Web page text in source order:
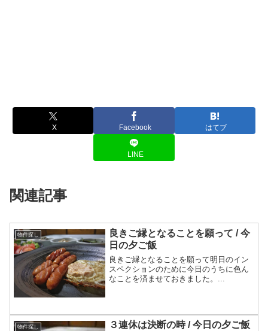
X Facebook はてブ
LINE
関連記事
物件探し
良きご縁となることを願って / 今
日の夕ご飯
良きご縁となることを願って明日のイン
スペクションのために今日のうちに色ん
なことを済ませておきました。...
物件探し ３連休は決断の時 / 今日の夕ご飯